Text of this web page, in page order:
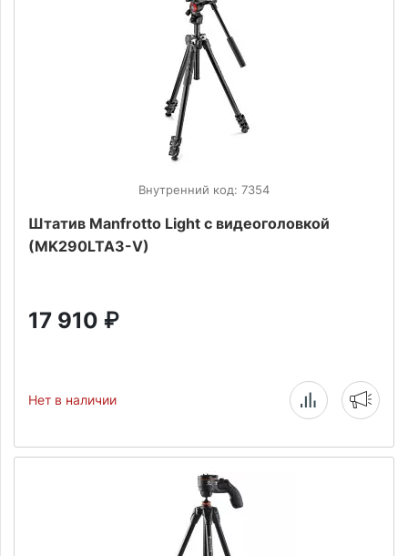
Внутренний код: 7354
Штатив Manfrotto Light с видеоголовкой
(MK290LTA3-V)
17 910 ₽
Нет в наличии